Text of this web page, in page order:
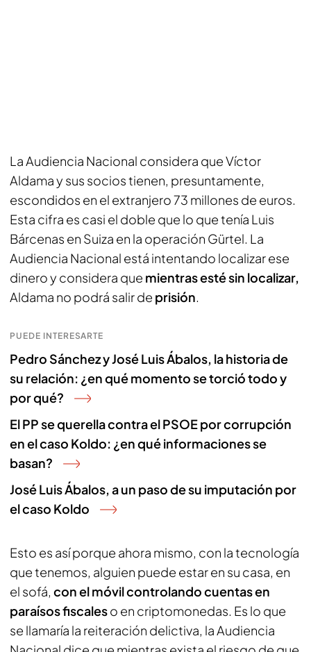
La Audiencia Nacional considera que Víctor
Aldama y sus socios tienen, presuntamente,
escondidos en el extranjero 73 millones de euros.
Esta cifra es casi el doble que lo que tenía Luis
Bárcenas en Suiza en la operación Gürtel. La
Audiencia Nacional está intentando localizar ese
dinero y considera que mientras esté sin localizar,
Aldama no podrá salir de prisión.
PUEDE INTERESARTE
Pedro Sánchez y José Luis Ábalos, la historia de
su relación: ¿en qué momento se torció todo y
por qué?
El PP se querella contra el PSOE por corrupción
en el caso Koldo: ¿en qué informaciones se
basan?
José Luis Ábalos, a un paso de su imputación por
el caso Koldo
Esto es así porque ahora mismo, con la tecnología
que tenemos, alguien puede estar en su casa, en
el sofá, con el móvil controlando cuentas en
paraísos fiscaleso en criptomonedas. Es lo que
se llamaría la reiteración delictiva, la Audiencia